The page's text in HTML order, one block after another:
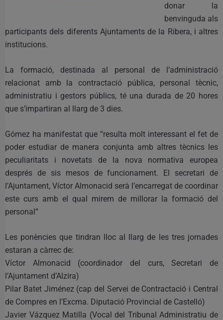
donar la
benvinguda als
participants dels diferents Ajuntaments de la Ribera, i altres
institucions.
La formació, destinada al personal de l’administració
relacionat amb la contractació pública, personal tècnic,
administratiu i gestors públics, té una durada de 20 hores
que s’impartiran al llarg de 3 dies.
Gómez ha manifestat que “resulta molt interessant el fet de
poder estudiar de manera conjunta amb altres tècnics les
peculiaritats i novetats de la nova normativa europea
després de sis mesos de funcionament. El secretari de
l’Ajuntament, Víctor Almonacid serà l’encarregat de coordinar
este curs amb el qual mirem de millorar la formació del
personal”
Les ponències que tindran lloc al llarg de les tres jornades
estaran a càrrec de:
Víctor Almonacid (coordinador del curs, Secretari de
l’Ajuntament d’Alzira)
Pilar Batet Jiménez (cap del Servei de Contractació i Central
de Compres en l’Excma. Diputació Provincial de Castelló)
Javier Vázquez Matilla (Vocal del Tribunal Administratiu de